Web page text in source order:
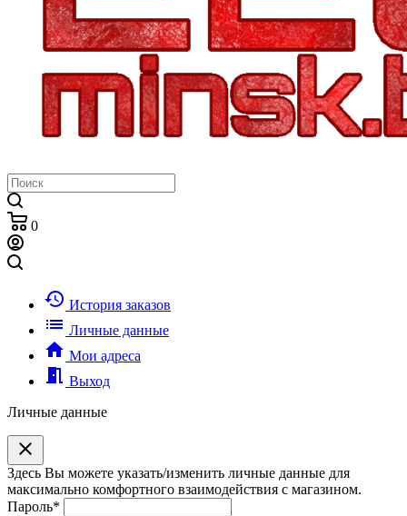
0
history История заказов
list Личные данные
home Мои адреса
meeting_room Выход
Личные данные
clear
Здесь Вы можете указать/изменить личные данные для
максимально комфортного взаимодействия с магазином.
Пароль*